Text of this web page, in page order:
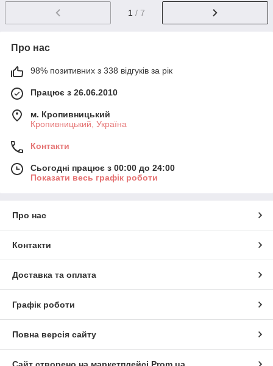
1 / 7
Про нас
98% позитивних з 338 відгуків за рік
Працює з 26.06.2010
м. Кропивницький
Кропивницький, Україна
Контакти
Сьогодні працює з 00:00 до 24:00
Показати весь графік роботи
Про нас
Контакти
Доставка та оплата
Графік роботи
Повна версія сайту